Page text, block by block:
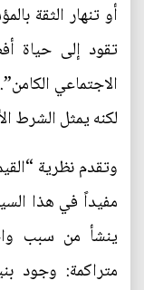
أو تنهار الثقة
تقود إلى حياة
الاجتماعي
لكنه يمثل الشرط
وتقدم نظرية
مفيداً في هذا
ينشأ من سبب
متراكمة: وجود